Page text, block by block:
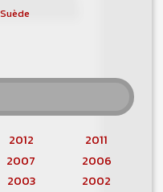
Suède
2012
2011
2007
2006
2003
2002